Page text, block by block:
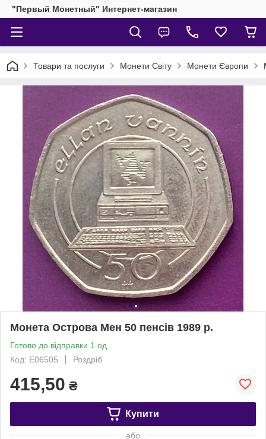
"Первый Монетный" Интернет-магазин
Товари та послуги Монети Світу Монети Європи
Монета Острова Мен 50 пенсів 1989 р.
Готово до відправки 1 од.
Код: Е06505
Роздріб
415,50 ₴
Купити
або